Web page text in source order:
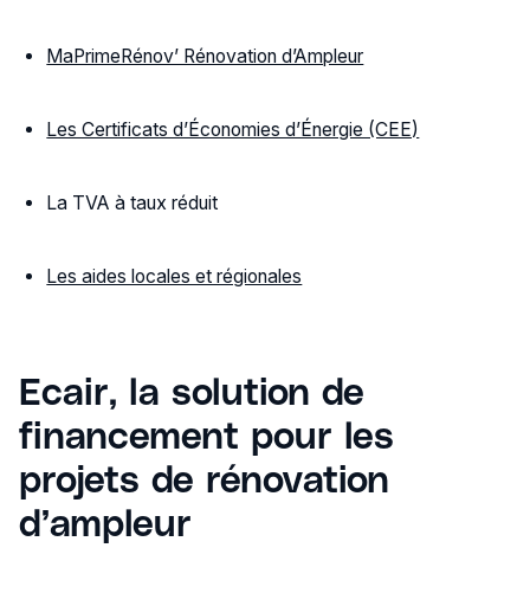
MaPrimeRénov’ Rénovation d’Ampleur
Les Certificats d’Économies d’Énergie (CEE)
La TVA à taux réduit
Les aides locales et régionales
Ecair, la solution de
financement pour les
projets de rénovation
d’ampleur